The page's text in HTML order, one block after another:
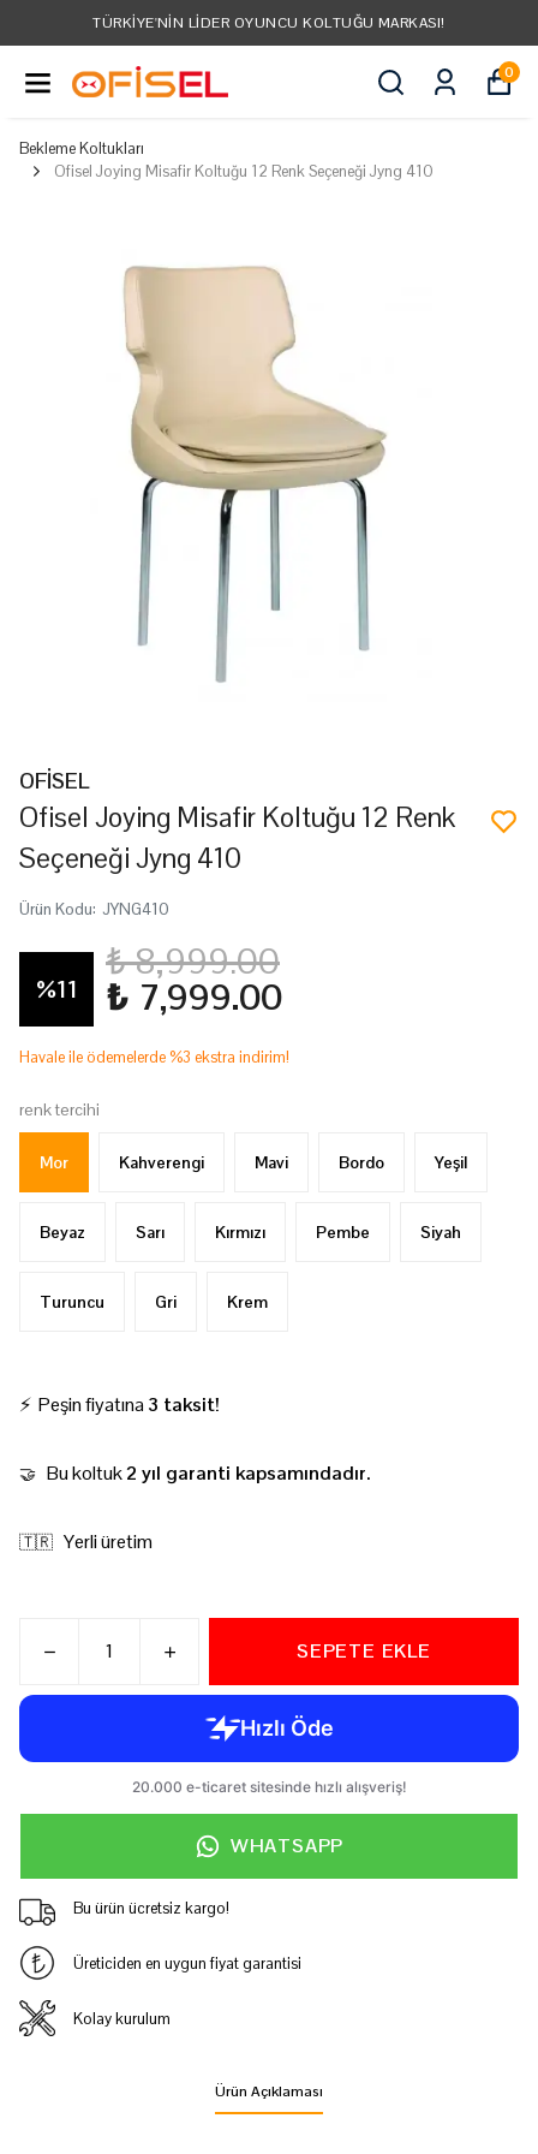
TÜRKIYE'NIN LIDER OYUNCU KOLTUĞU MARKASI!
0
Bekleme Koltukları
Ofisel Joying Misafir Koltuğu 12 Renk Seçeneği Jyng 410
OFİSEL
Ofisel Joying Misafir Koltuğu 12 Renk
Seçeneği Jyng 410
Ürün Kodu: JYNG410
%11
₺ 8,999.00
₺ 7,999.00
Havale ile ödemelerde %3 ekstra indirim!
renk tercihi
Mor Kahverengi Mavi Bordo Yeşil
Beyaz Sarı Kırmızı Pembe Siyah
Turuncu Gri Krem
⚡ Peşin fiyatına 3 taksit!
🤝 Bu koltuk2 yıl garanti kapsamındadır.
🇹🇷 Yerli üretim
SEPETE EKLE
WHATSAPP
Bu ürün ücretsiz kargo!
Üreticiden en uygun fiyat garantisi
Kolay kurulum
Ürün Açıklaması